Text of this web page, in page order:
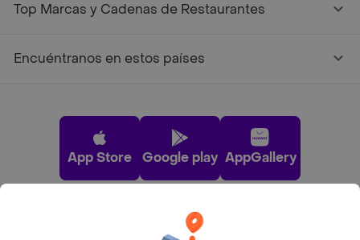
Top Marcas y Cadenas de Restaurantes
Encuéntranos en estos países
App Store Google play AppGallery
Pide tu comida favorita cerca de ti